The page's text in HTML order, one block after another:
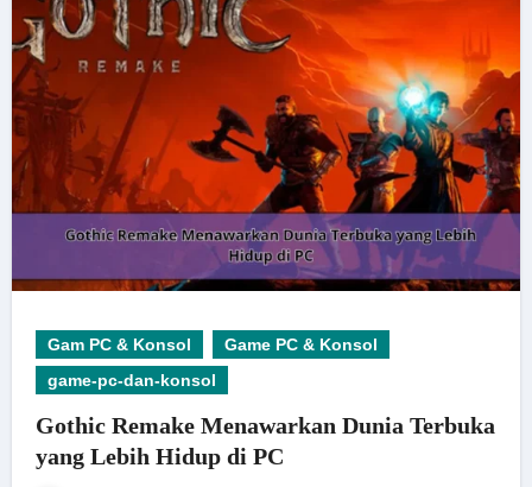
Gam PC & Konsol
Game PC & Konsol
game-pc-dan-konsol
Gothic Remake Menawarkan Dunia Terbuka
yang Lebih Hidup di PC